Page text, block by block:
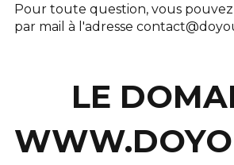
Pour toute question, vous
par mail à l'adresse
LE